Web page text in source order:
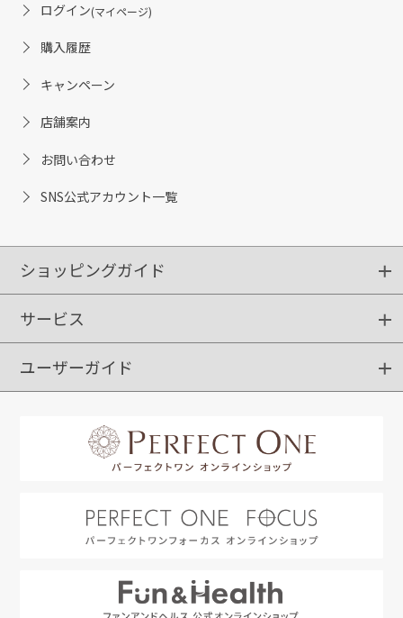
ログイン(マイページ)
購入履歴
キャンペーン
店舗案内
お問い合わせ
SNS公式アカウント一覧
ショッピングガイド
ショッピングガイド
ご注文方法
送料・配送
クーポンご利用方法
サービス
定期購入
ポイントサービス
お知らせメール
ユーザーガイド